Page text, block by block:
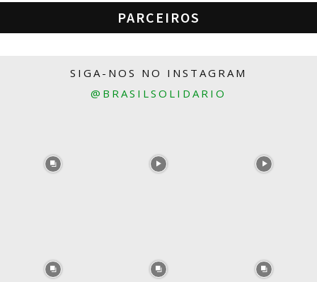
PARCEIROS
SIGA-NOS NO INSTAGRAM
@BRASILSOLIDARIO